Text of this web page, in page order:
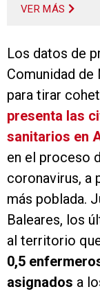
VER MÁS
Los datos de
Comunidad de
para tirar
presenta las
sanitarios en
en el proceso
coronavirus, a
más poblada.
Baleares, los
al territorio
0,5
asignados a